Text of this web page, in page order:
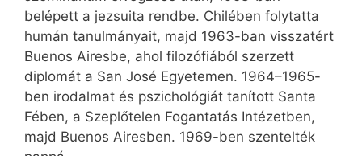
belépett a jezsuita rendbe. Chilében folytatta
humán tanulmányait, majd 1963-ban visszatért
Buenos Airesbe, ahol filozófiából szerzett
diplomát a San José Egyetemen. 1964–1965-
ben irodalmat és pszichológiát tanított Santa
Fében, a Szeplőtelen Fogantatás Intézetben,
majd Buenos Airesben. 1969-ben szentelték